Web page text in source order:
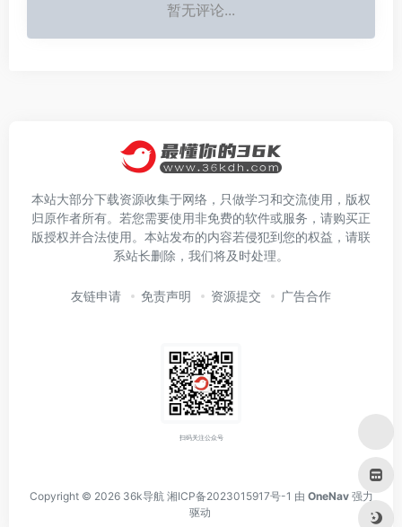
暂无评论...
本站大部分下载资源收集于网络，只做学习和交流使用，版权
归原作者所有。若您需要使用非免费的软件或服务，请购买正
版授权并合法使用。本站发布的内容若侵犯到您的权益，请联
系站长删除，我们将及时处理。
友链申请 免责声明 资源提交 广告合作
扫码关注公众号
Copyright © 2026 36k导航 湘ICP备2023015917号-1 由 OneNav 强力
驱动